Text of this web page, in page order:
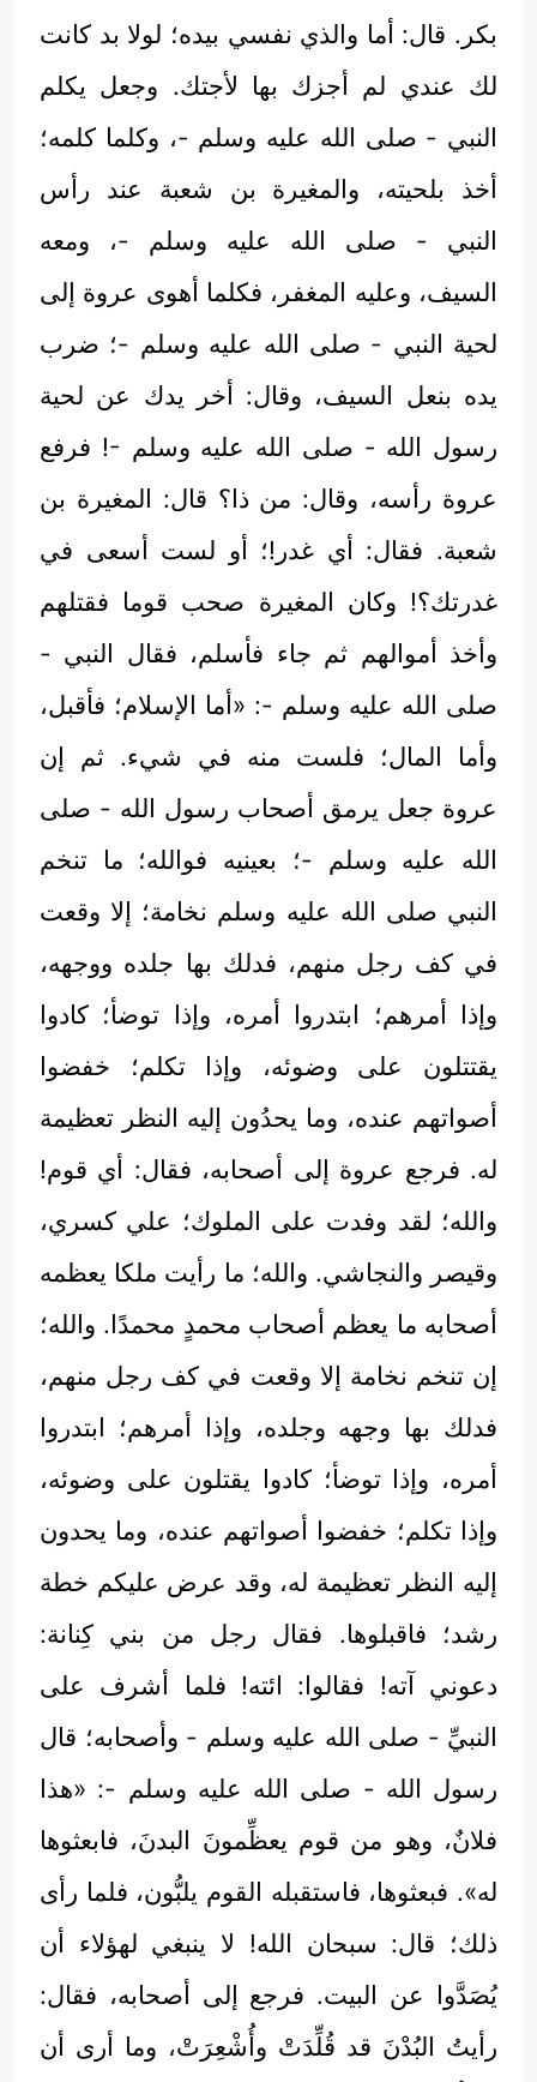
بكر. قال: أما والذي نفسي بيده؛ لولا بد كانت
لك عندي لم أجزك بها لأجتك. وجعل يكلم
النبي - صلى الله عليه وسلم -، وكلما كلمه؛
أخذ بلحيته، والمغيرة بن شعبة عند رأس
النبي - صلى الله عليه وسلم -، ومعه
السيف، وعليه المغفر، فكلما أهوى عروة إلى
لحية النبي - صلى الله عليه وسلم -؛ ضرب
يده بنعل السيف، وقال: أخر يدك عن لحية
رسول الله - صلى الله عليه وسلم -! فرفع
عروة رأسه، وقال: من ذا؟ قال: المغيرة بن
شعبة. فقال: أي غدر!؛ أو لست أسعى في
غدرتك؟! وكان المغيرة صحب قوما فقتلهم
وأخذ أموالهم ثم جاء فأسلم، فقال النبي -
صلى الله عليه وسلم -: «أما الإسلام؛ فأقبل،
وأما المال؛ فلست منه في شيء. ثم إن
عروة جعل يرمق أصحاب رسول الله - صلى
الله عليه وسلم -؛ بعينيه فوالله؛ ما تنخم
النبي صلى الله عليه وسلم نخامة؛ إلا وقعت
في كف رجل منهم، فدلك بها جلده ووجهه،
وإذا أمرهم؛ ابتدروا أمره، وإذا توضأ؛ كادوا
يقتتلون على وضوئه، وإذا تكلم؛ خفضوا
أصواتهم عنده، وما يحدُون إليه النظر تعظيمة
له. فرجع عروة إلى أصحابه، فقال: أي قوم!
والله؛ لقد وفدت على الملوك؛ علي كسري،
وقيصر والنجاشي. والله؛ ما رأيت ملكا يعظمه
أصحابه ما يعظم أصحاب محمدٍ محمدًا. والله؛
إن تنخم نخامة إلا وقعت في كف رجل منهم،
فدلك بها وجهه وجلده، وإذا أمرهم؛ ابتدروا
أمره، وإذا توضأ؛ كادوا يقتلون على وضوئه،
وإذا تكلم؛ خفضوا أصواتهم عنده، وما يحدون
إليه النظر تعظيمة له، وقد عرض عليكم خطة
رشد؛ فاقبلوها. فقال رجل من بني كِنانة:
دعوني آته! فقالوا: ائته! فلما أشرف على
النبيِّ - صلى الله عليه وسلم - وأصحابه؛ قال
رسول الله - صلى الله عليه وسلم -: «هذا
فلانٌ، وهو من قوم يعظِّمونَ البدنَ، فابعثوها
له». فبعثوها، فاستقبله القوم يلبُّون، فلما رأى
ذلك؛ قال: سبحان الله! لا ينبغي لهؤلاء أن
يُصَدَّوا عن البيت. فرجع إلى أصحابه، فقال:
رأيتُ البُدْنَ قد قُلِّدَتْ وأُشْعِرَتْ، وما أرى أن